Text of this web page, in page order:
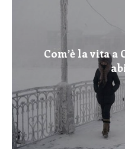
Com’è la vita